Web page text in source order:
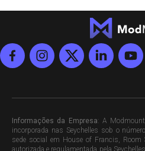
Informações da Empresa: A
incorporada nas Seychelles sob o
sede social em House of Francis, Room
autorizada e regulamentada pela